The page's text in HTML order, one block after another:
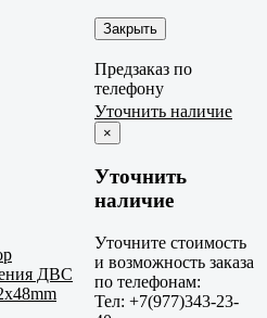
Закрыть
Предзаказ по
телефону
ДВС
Уточнить наличие
×
Уточнить
наличие
Уточните стоимость
и возможность заказа
по телефонам:
Тел: +7(977)343-23-